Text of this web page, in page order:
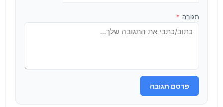
תגובה *
פרסם תגובה